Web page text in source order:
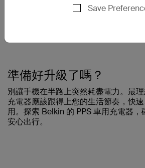
最佳 Android 車用充電器有三大要素
準備好升級了嗎？
別讓手機在半路上突然耗盡電力。最
充電器應該跟得上您的生活節奏，快
用。探索 Belkin 的 PPS 車用充電器
安心出行。
Save